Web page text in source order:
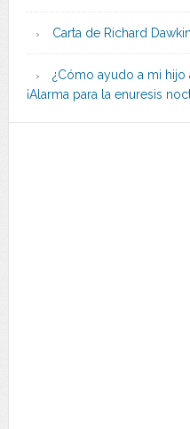
Carta de Richard
¿Cómo ayudo a mi hijo
¡Alarma para la enuresis